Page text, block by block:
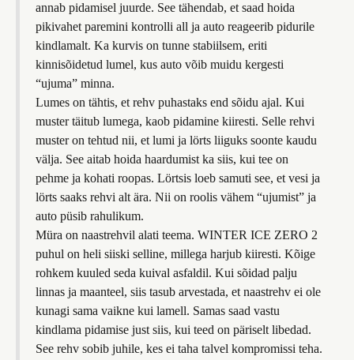
annab pidamisel juurde. See tähendab, et saad hoida
pikivahet paremini kontrolli all ja auto reageerib pidurile
kindlamalt. Ka kurvis on tunne stabiilsem, eriti
kinnisõidetud lumel, kus auto võib muidu kergesti
“ujuma” minna.
Lumes on tähtis, et rehv puhastaks end sõidu ajal. Kui
muster täitub lumega, kaob pidamine kiiresti. Selle rehvi
muster on tehtud nii, et lumi ja lörts liiguks soonte kaudu
välja. See aitab hoida haardumist ka siis, kui tee on
pehme ja kohati roopas. Lörtsis loeb samuti see, et vesi ja
lörts saaks rehvi alt ära. Nii on roolis vähem “ujumist” ja
auto püsib rahulikum.
Müra on naastrehvil alati teema. WINTER ICE ZERO 2
puhul on heli siiski selline, millega harjub kiiresti. Kõige
rohkem kuuled seda kuival asfaldil. Kui sõidad palju
linnas ja maanteel, siis tasub arvestada, et naastrehv ei ole
kunagi sama vaikne kui lamell. Samas saad vastu
kindlama pidamise just siis, kui teed on päriselt libedad.
See rehv sobib juhile, kes ei taha talvel kompromissi teha.